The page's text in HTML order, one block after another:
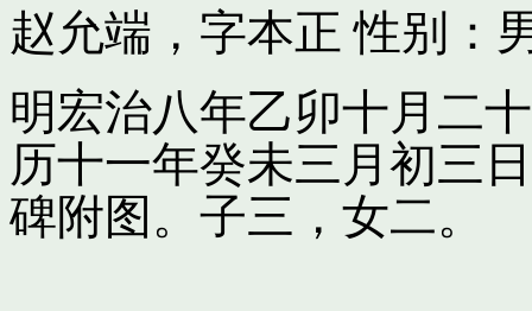
赵允端，字本正 性别：
明宏治八年乙卯十月二
历十一年癸未三月初三
碑附图。子三，女二。